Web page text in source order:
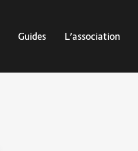
Guides L’association